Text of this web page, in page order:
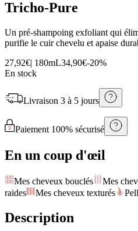
Tricho-Pure
Un pré-shampoing exfoliant qui
purifie le cuir chevelu et apaise
27,92€| 180mL34,90€-20%
En stock
Livraison 3 à 5 jours
Paiement 100% sécurisé
En un coup d'œil
Mes cheveux bouclés Mes
raides
Mes cheveux texturés
Description